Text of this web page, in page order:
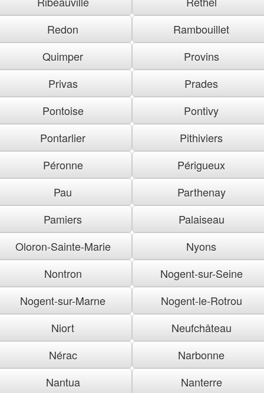
Redon
Rambouillet
Quimper
Provins
Privas
Prades
Pontoise
Pontivy
Pontarlier
Pithiviers
Péronne
Périgueux
Pau
Parthenay
Pamiers
Palaiseau
Oloron-Sainte-Marie
Nyons
Nontron
Nogent-sur-Seine
Nogent-sur-Marne
Nogent-le-Rotrou
Niort
Neufchâteau
Nérac
Narbonne
Nantua
Nanterre